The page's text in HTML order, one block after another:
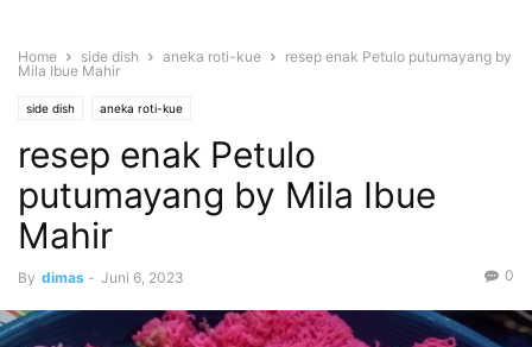
Home side dish aneka roti-kue
resep enak Petulo putumayang by
Mila Ibue Mahir
side dish aneka roti-kue
resep enak Petulo
putumayang by Mila Ibue
Mahir
By dimas - Juni 6, 2023 0